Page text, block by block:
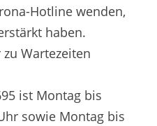
Hotline wenden,
haben.
Wartezeiten
ist Montag bis
sowie Montag bis